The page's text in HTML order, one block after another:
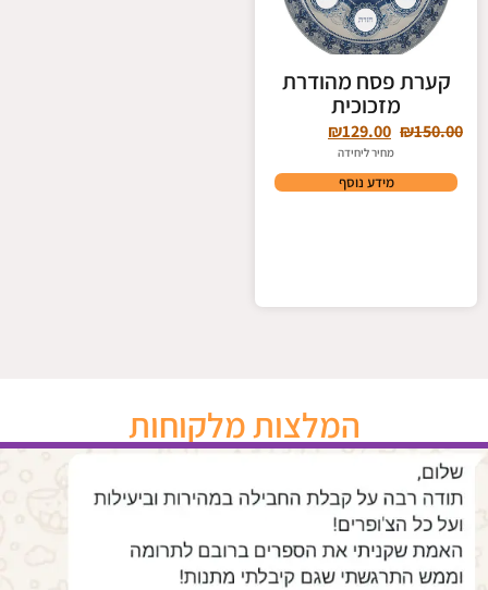
קערת פסח מהודרת
מזכוכית
₪150.00
₪129.00
מחיר ליחידה
מידע נוסף
המלצות מלקוחות